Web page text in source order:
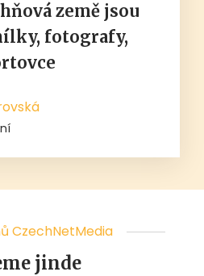
země jsou
fotografy,
CzechNetMedia
jinde